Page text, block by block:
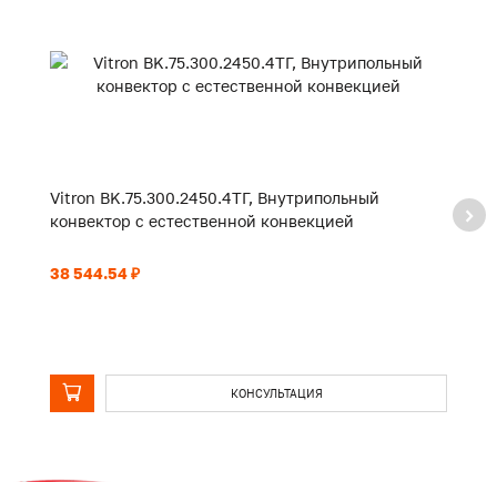
Vitron BK.75.300.2450.4ТГ, Внутрипольный
конвектор с естественной конвекцией
38 544.54 ₽
КОНСУЛЬТАЦИЯ